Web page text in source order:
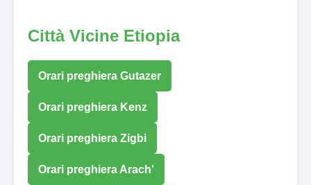
Città Vicine Etiopia
Orari preghiera Gutazer
Orari preghiera Kenz
Orari preghiera Zigbi
Orari preghiera Arach'